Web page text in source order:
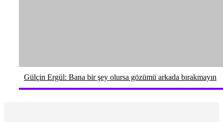
Gülçin Ergül: Bana bir şey olursa gözümü arkada bırakmayın